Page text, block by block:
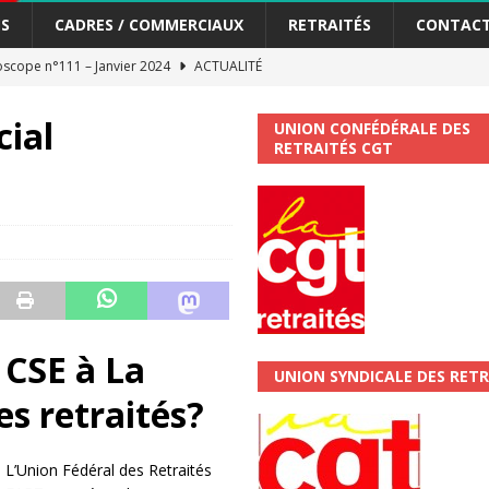
CADRES / COMMERCIAUX RETRAITÉS
syndicat de la Banque Postale
ACTUALITÉ
Gardons la main sur nos congés !
ACTUALITÉ
et…. des augmentations pour les salariéS !!!
de développement de la Direction Commerciale DDCE/Télévente :
Sociales et Culturelles : Un droit, pas un cadeau !
SECTEUR
à La
retraités?
L’Union Fédéral des Retraités
UNION CONFÉDÉRALE DES
RETRAITÉS CGT
UNION SYNDICALE DES